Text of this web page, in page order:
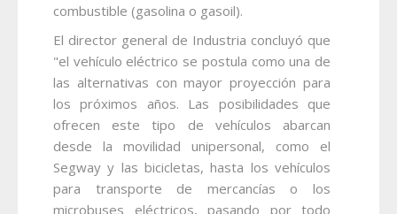
combustible (gasolina o gasoil).
El director general de Industria concluyó que
"el vehículo eléctrico se postula como una de
las alternativas con mayor proyección para
los próximos años. Las posibilidades que
ofrecen este tipo de vehículos abarcan
desde la movilidad unipersonal, como el
Segway y las bicicletas, hasta los vehículos
para transporte de mercancías o los
microbuses eléctricos, pasando por todo